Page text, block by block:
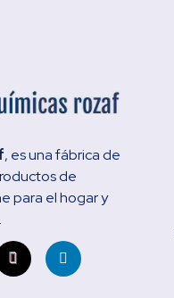
, es una fábrica de
de
para el hogar y